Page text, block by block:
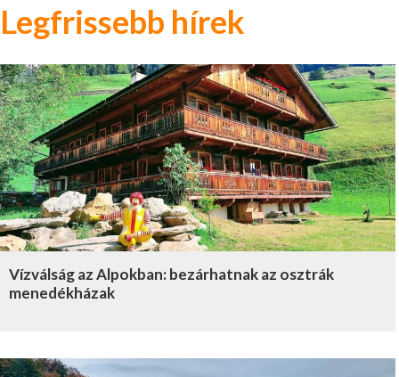
Legfrissebb hírek
Vízválság az Alpokban: bezárhatnak az osztrák
menedékházak